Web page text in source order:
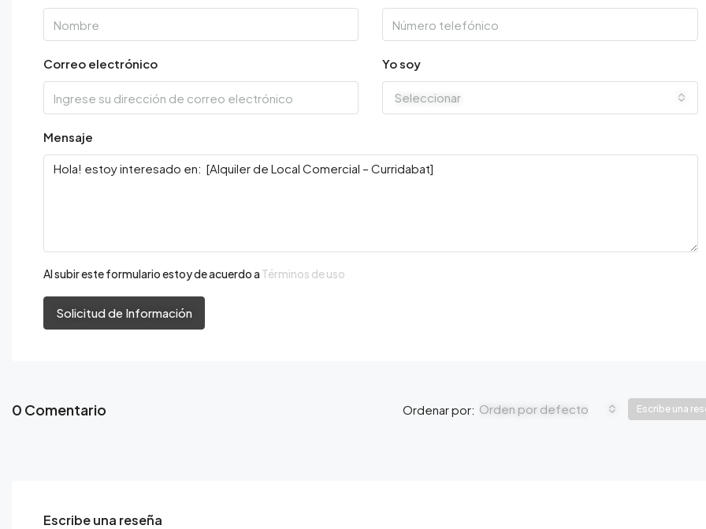
Correo electrónico Yo soy
Seleccionar
Mensaje
Al subir este formulario estoy de acuerdo a Términos de uso
Solicitud de Información
0 Comentario Ordenar por: Orden por defecto Escribe una
Escribe una reseña